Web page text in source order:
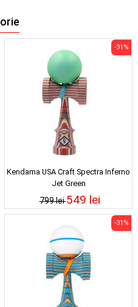
Kendama USA Craft Spectra Inferno
Jet Green
799 lei
-31%
549 lei
-31%